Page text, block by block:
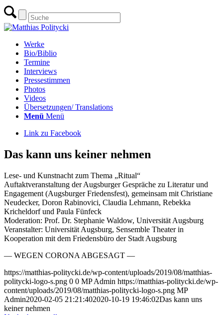
Werke
Bio/Biblio
Termine
Interviews
Pressestimmen
Photos
Videos
Übersetzungen/ Translations
Menü Menü
Link zu Facebook
Das kann uns keiner nehmen
Lese- und Kunstnacht zum Thema „Ritual“
Auftaktveranstaltung der Augsburger Gespräche zu Literatur und
Engagement (Augsburger Friedensfest), gemeinsam mit Christiane
Neudecker, Doron Rabinovici, Claudia Lehmann, Rebekka
Kricheldorf und Paula Fünfeck
Moderation: Prof. Dr. Stephanie Waldow, Universität Augsburg
Veranstalter: Universität Augsburg, Sensemble Theater in
Kooperation mit dem Friedensbüro der Stadt Augsburg
— WEGEN CORONA ABGESAGT —
https://matthias-politycki.de/wp-content/uploads/2019/08/matthias-
politycki-logo-s.png 0 0 MP Admin https://matthias-politycki.de/wp-
content/uploads/2019/08/matthias-politycki-logo-s.png MP
Admin2020-02-05 21:21:402020-10-19 19:46:02Das kann uns
keiner nehmen